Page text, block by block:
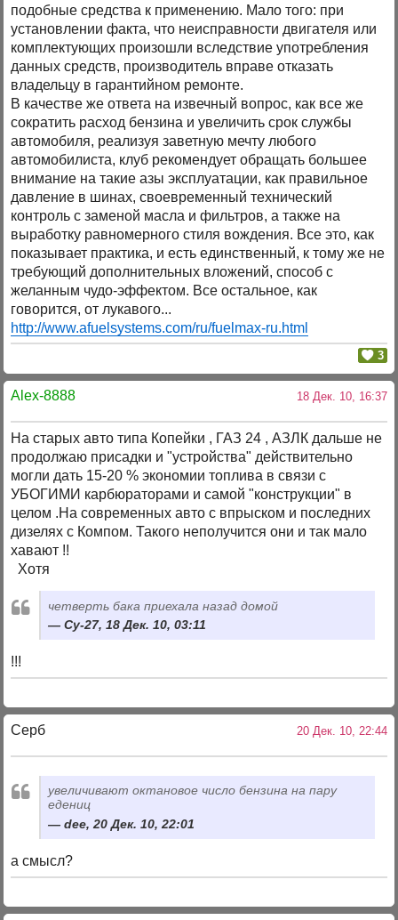
подобные средства к применению. Мало того: при
установлении факта, что неисправности двигателя или
комплектующих произошли вследствие употребления
данных средств, производитель вправе отказать
владельцу в гарантийном ремонте.
В качестве же ответа на извечный вопрос, как все же
сократить расход бензина и увеличить срок службы
автомобиля, реализуя заветную мечту любого
автомобилиста, клуб рекомендует обращать большее
внимание на такие азы эксплуатации, как правильное
давление в шинах, своевременный технический
контроль с заменой масла и фильтров, а также на
выработку равномерного стиля вождения. Все это, как
показывает практика, и есть единственный, к тому же не
требующий дополнительных вложений, способ с
желанным чудо-эффектом. Все остальное, как
говорится, от лукавого...
http://www.afuelsystems.com/ru/fuelmax-ru.html
3
Alex-8888 18 Дек. 10, 16:37
На старых авто типа Копейки , ГАЗ 24 , АЗЛК дальше не
продолжаю присадки и "устройства" действительно
могли дать 15-20 % экономии топлива в связи с
УБОГИМИ карбюраторами и самой "конструкции" в
целом .На современных авто с впрыском и последних
дизелях с Компом. Такого неполучится они и так мало
хавают !!
Хотя
четверть бака приехала назад домой
Су-27, 18 Дек. 10, 03:11
!!!
Серб 20 Дек. 10, 22:44
увеличивают октановое число бензина на пару
едениц
dee, 20 Дек. 10, 22:01
а смысл?